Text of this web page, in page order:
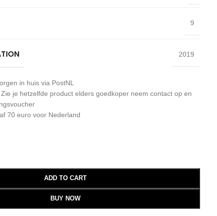
9
2019
in huis via PostNL
je hetzelfde product elders goedkoper neem contact op en
70 euro voor Nederland
ADD TO CART
BUY NOW